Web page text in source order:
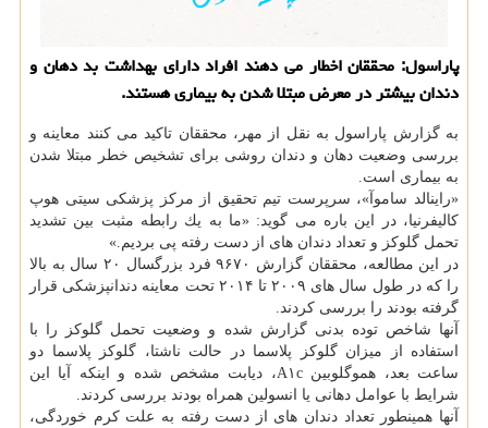
پاراسول: محققان اخطار می دهند افراد دارای بهداشت بد دهان و
دندان بیشتر در معرض مبتلا شدن به بیماری هستند.
به گزارش پاراسول به نقل از مهر، محققان تاكید می كنند معاینه و
بررسی وضعیت دهان و دندان روشی برای تشخیص خطر مبتلا شدن
به بیماری است.
«راینالد ساموآ»، سرپرست تیم تحقیق از مركز پزشكی سیتی هوپ
كالیفرنیا، در این باره می گوید: «ما به یك رابطه مثبت بین تشدید
تحمل گلوكز و تعداد دندان های از دست رفته پی بردیم.»
در این مطالعه، محققان گزارش ۹۶۷۰ فرد بزرگسال ۲۰ سال به بالا
را كه در طول سال های ۲۰۰۹ تا ۲۰۱۴ تحت معاینه دندانپزشكی قرار
گرفته بودند را بررسی كردند.
آنها شاخص توده بدنی گزارش شده و وضعیت تحمل گلوكز را با
استفاده از میزان گلوكز پلاسما در حالت ناشتا، گلوكز پلاسما دو
ساعت بعد، هموگلوبین A۱c، دیابت مشخص شده و اینكه آیا این
شرایط با عوامل دهانی یا انسولین همراه بودند بررسی كردند.
آنها همینطور تعداد دندان های از دست رفته به علت كرم خوردگی،